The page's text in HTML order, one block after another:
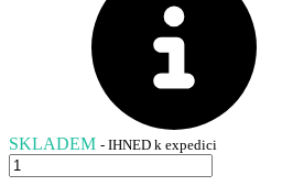
SKLADEM - IHNED k expedici